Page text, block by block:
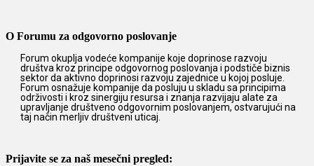
O Forumu za odgovorno poslovanje
Forum okuplja vodeće kompanije koje doprinose razvoju
društva kroz principe odgovornog poslovanja i podstiče biznis
sektor da aktivno doprinosi razvoju zajednice u kojoj posluje.
Forum osnažuje kompanije da posluju u skladu sa principima
održivosti i kroz sinergiju resursa i znanja razvijaju alate za
upravljanje društveno odgovornim poslovanjem, ostvarujući na
taj način merljiv društveni uticaj.
Prijavite se za naš mesečni pregled: